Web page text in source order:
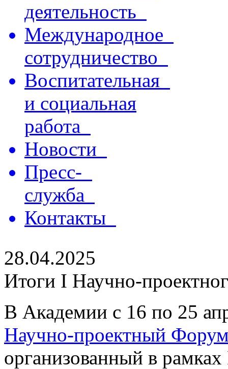
деятельность
Международное
сотрудничество
Воспитательная
и социальная
работа
Новости
Пресс-
служба
Контакты
28.04.2025
Итоги I Научно-
В Академии с 16 по 25
Научно-проектный
организованный в